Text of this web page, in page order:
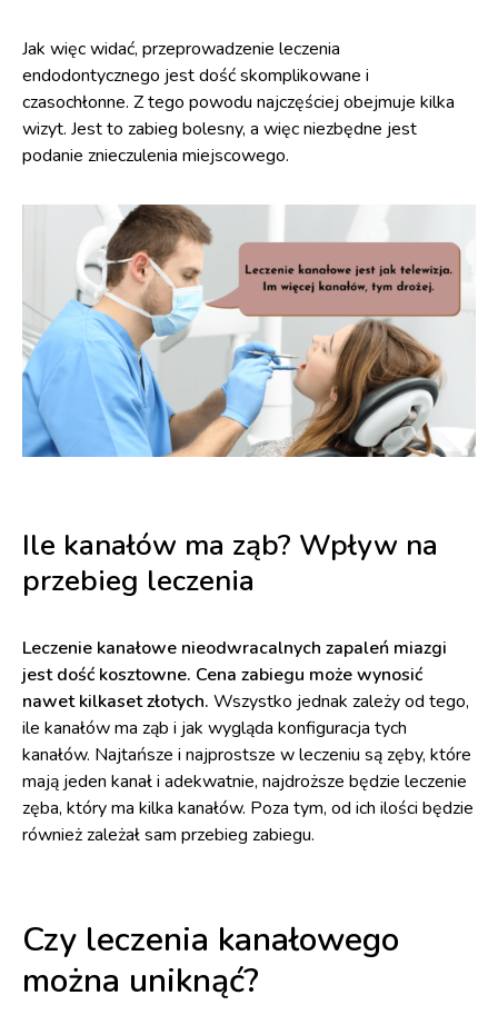
Jak więc widać, przeprowadzenie leczenia
endodontycznego jest dość skomplikowane i
czasochłonne. Z tego powodu najczęściej obejmuje kilka
wizyt. Jest to zabieg bolesny, a więc niezbędne jest
podanie znieczulenia miejscowego.
Ile kanałów ma ząb? Wpływ na
przebieg leczenia
Leczenie kanałowe nieodwracalnych zapaleń miazgi
jest dość kosztowne. Cena zabiegu może wynosić
nawet kilkaset złotych. Wszystko jednak zależy od tego,
ile kanałów ma ząb i jak wygląda konfiguracja tych
kanałów. Najtańsze i najprostsze w leczeniu są zęby, które
mają jeden kanał i adekwatnie, najdroższe będzie leczenie
zęba, który ma kilka kanałów. Poza tym, od ich ilości będzie
również zależał sam przebieg zabiegu.
Czy leczenia kanałowego
można uniknąć?